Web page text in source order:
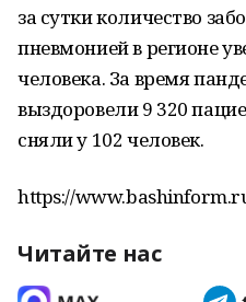
за сутки количество
пневмонией в регионе
человека. За время
выздоровели 9 320
сняли у 102 человек.
https://
Читайте нас